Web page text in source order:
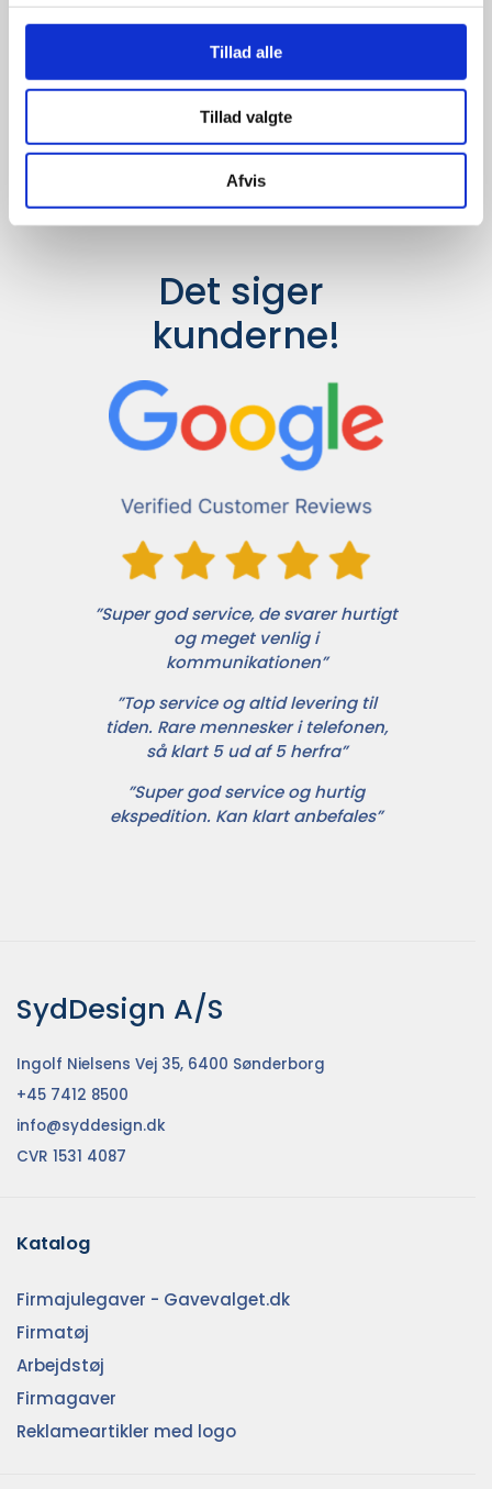
Tillad alle
Tillad valgte
Afvis
Udvalget er langt større, så har I en
idé til et konkret produkt, eller et
helt særligt ønske, så send en
forespørgsel tilinfo@syddesign.dk,
så finder vi det helt rigtige produkt
til en konkurrence dygtig pris.
Det siger
kunderne!
”Super god service, de svarer hurtigt
og meget venlig i
kommunikationen”
”Top service og altid levering til
tiden. Rare mennesker i telefonen,
så klart 5 ud af 5 herfra”
”Super god service og hurtig
ekspedition. Kan klart anbefales”
SydDesign A/S
Ingolf Nielsens Vej 35, 6400 Sønderborg
+45 7412 8500
info@syddesign.dk
CVR 1531 4087
Katalog
Firmajulegaver - Gavevalget.dk
Firmatøj
Arbejdstøj
Firmagaver
Reklameartikler med logo